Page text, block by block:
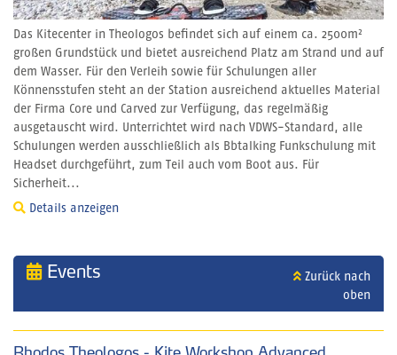
Das Kitecenter in Theologos befindet sich auf einem ca. 2500m²
großen Grundstück und bietet ausreichend Platz am Strand und auf
dem Wasser. Für den Verleih sowie für Schulungen aller
Könnensstufen steht an der Station ausreichend aktuelles Material
der Firma Core und Carved zur Verfügung, das regelmäßig
ausgetauscht wird. Unterrichtet wird nach VDWS-Standard, alle
Schulungen werden ausschließlich als Bbtalking Funkschulung mit
Headset durchgeführt, zum Teil auch vom Boot aus. Für
Sicherheit...
Details anzeigen
Events
Zurück nach
oben